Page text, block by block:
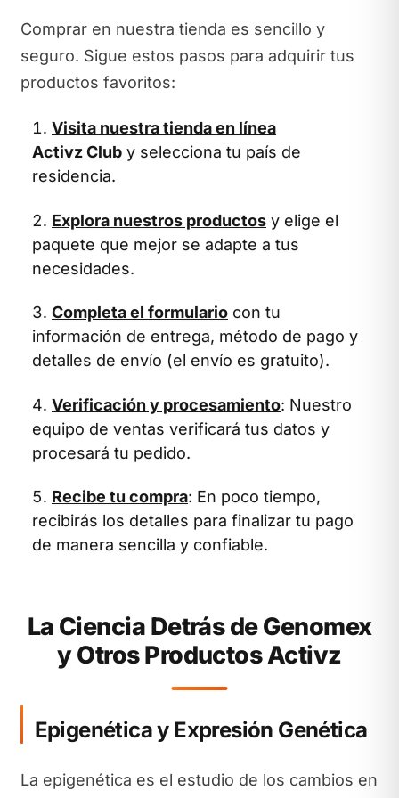
Comprar en nuestra tienda es sencillo y
seguro. Sigue estos pasos para adquirir tus
productos favoritos:
Visita nuestra tienda en línea
Activz Club y selecciona tu país de
residencia.
Explora nuestros productos y elige el
paquete que mejor se adapte a tus
necesidades.
Completa el formulario con tu
información de entrega, método de pago y
detalles de envío (el envío es gratuito).
Verificación y procesamiento: Nuestro
equipo de ventas verificará tus datos y
procesará tu pedido.
Recibe tu compra: En poco tiempo,
recibirás los detalles para finalizar tu pago
de manera sencilla y confiable.
La Ciencia Detrás de Genomex
y Otros Productos Activz
Epigenética y Expresión Genética
La epigenética es el estudio de los cambios en